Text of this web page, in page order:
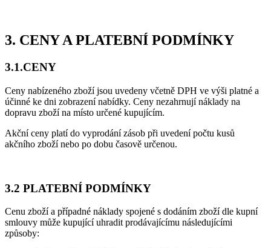
3. CENY A PLATEBNÍ PODMÍNKY
3.1.CENY
Ceny nabízeného zboží jsou uvedeny včetně DPH ve výši platné a
účinné ke dni zobrazení nabídky. Ceny nezahrnují náklady na
dopravu zboží na místo určené kupujícím.
Akční ceny platí do vyprodání zásob při uvedení počtu kusů
akčního zboží nebo po dobu časově určenou.
3.2 PLATEBNÍ PODMÍNKY
Cenu zboží a případné náklady spojené s dodáním zboží dle kupní
smlouvy může kupující uhradit prodávajícímu následujícími
způsoby: